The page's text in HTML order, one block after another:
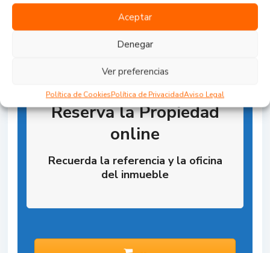
Aceptar
Denegar
Ver preferencias
Política de CookiesPolítica de PrivacidadAviso Legal
Reserva la Propiedad
online
Recuerda la referencia y la oficina
del inmueble